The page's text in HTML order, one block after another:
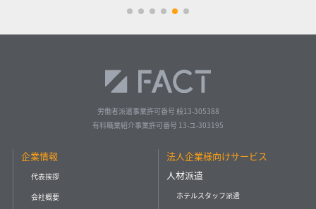
労働者派遣事業許可番号 般13-305388
有料職業紹介事業許可番号 13-ユ-303195
企業情報
代表挨拶
会社概要
法人企業様向けサービス
人材派遣
ホテルスタッフ派遣